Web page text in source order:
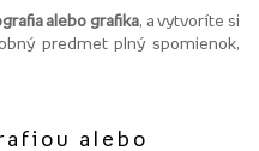
alebo grafika, a vytvoríte si
predmet plný spomienok,
alebo